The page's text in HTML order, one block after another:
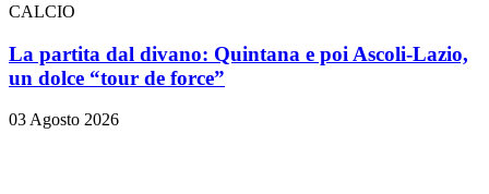
CALCIO
La partita dal divano: Quintana e poi Ascoli-Lazio,
un dolce “tour de force”
03 Agosto 2026